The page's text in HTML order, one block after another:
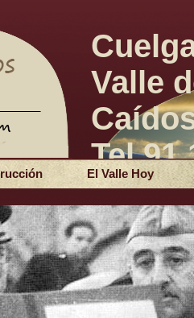
Valle
Tel 91
El Valle Hoy